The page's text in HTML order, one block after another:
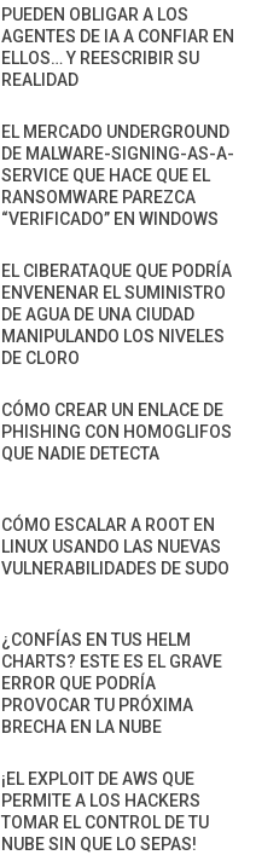
PUEDEN OBLIGAR A LOS
AGENTES DE IA A CONFIAR EN
ELLOS… Y REESCRIBIR SU
REALIDAD
EL MERCADO UNDERGROUND
DE MALWARE-SIGNING-AS-A-
SERVICE QUE HACE QUE EL
RANSOMWARE PAREZCA
“VERIFICADO” EN WINDOWS
EL CIBERATAQUE QUE PODRÍA
ENVENENAR EL SUMINISTRO
DE AGUA DE UNA CIUDAD
MANIPULANDO LOS NIVELES
DE CLORO
CÓMO CREAR UN ENLACE DE
PHISHING CON HOMOGLIFOS
QUE NADIE DETECTA
CÓMO ESCALAR A ROOT EN
LINUX USANDO LAS NUEVAS
VULNERABILIDADES DE SUDO
¿CONFÍAS EN TUS HELM
CHARTS? ESTE ES EL GRAVE
ERROR QUE PODRÍA
PROVOCAR TU PRÓXIMA
BRECHA EN LA NUBE
¡EL EXPLOIT DE AWS QUE
PERMITE A LOS HACKERS
TOMAR EL CONTROL DE TU
NUBE SIN QUE LO SEPAS!